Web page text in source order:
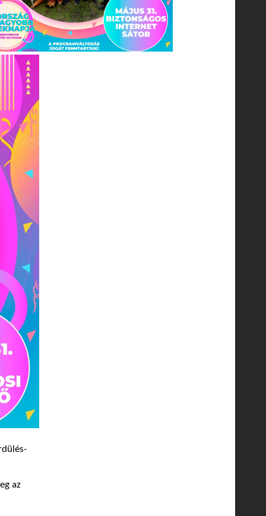
az